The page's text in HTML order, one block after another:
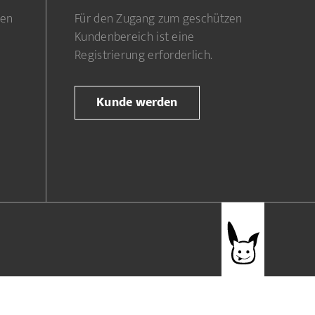
Für den Zugang zum geschützen
Kundenbereich ist eine
Registrierung erforderlich.
Kunde werden